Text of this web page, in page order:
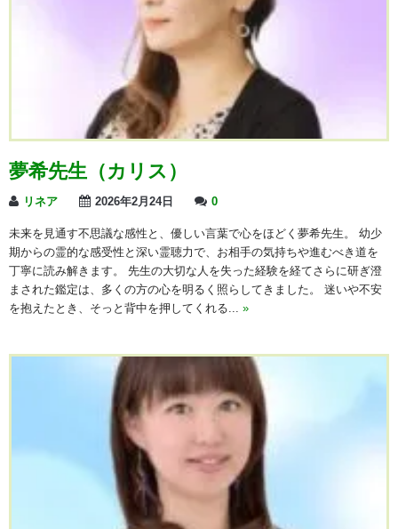
夢希先生（カリス）
リネア 2026年2月24日 0
未来を見通す不思議な感性と、優しい言葉で心をほどく夢希先生。 幼少
期からの霊的な感受性と深い霊聴力で、お相手の気持ちや進むべき道を
丁寧に読み解きます。 先生の大切な人を失った経験を経てさらに研ぎ澄
まされた鑑定は、多くの方の心を明るく照らしてきました。 迷いや不安
を抱えたとき、そっと背中を押してくれる... »